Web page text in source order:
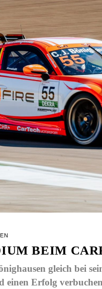
BEIM
gleich bei
einen Erfolg